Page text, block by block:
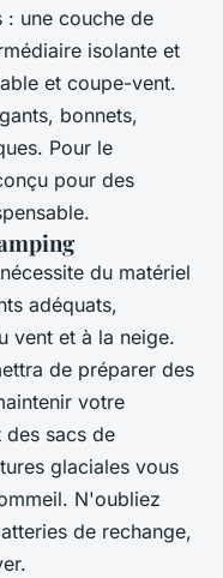
: une couche de
isolante et
et coupe-vent.
bonnets,
Pour le
pour des
du matériel
adéquats,
vent et à la neige.
de préparer des
votre
des sacs de
glaciales vous
N'oubliez
de rechange,